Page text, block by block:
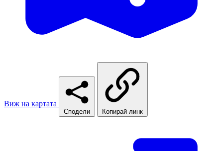
Виж на картата
Сподели Копирай линк